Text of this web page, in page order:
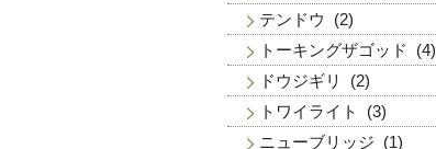
テンドウ
(2)
トーキングザゴッド
(4)
ドウジギリ
(2)
トワイライト
(3)
ニューブリッジ (1)